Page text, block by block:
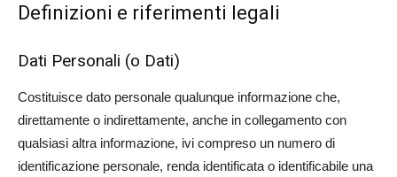
Definizioni e riferimenti legali
Dati Personali (o Dati)
Costituisce dato personale qualunque informazione che,
direttamente o indirettamente, anche in collegamento con
qualsiasi altra informazione, ivi compreso un numero di
identificazione personale, renda identificata o identificabile una